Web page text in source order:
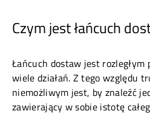
Czym jest łańcuch
Łańcuch dostaw jest
wiele działań. Z tego względu
niemożliwym jest, by znaleźć
zawierający w sobie istotę